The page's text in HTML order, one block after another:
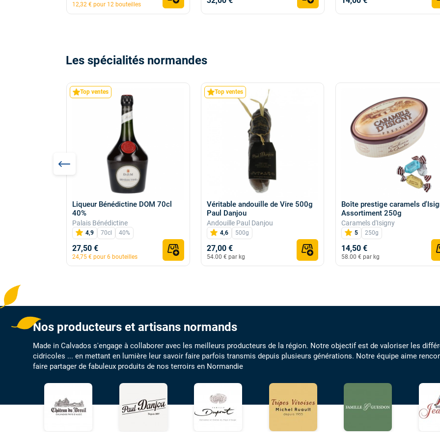
12,32 € pour 12 bouteilles
Les spécialités normandes
Top ventes
Liqueur Bénédictine DOM 70cl
40%
Palais Bénédictine
4,9 70cl 40%
27,50 €
24,75 € pour 6 bouteilles
Top ventes
Véritable andouille de Vire 500g
Paul Danjou
Andouille Paul Danjou
4,6 500g
27,00 €
54.00 € par kg
Boîte prestige caramels
Assortiment 250g
Caramels d'Isigny
5 250g
14,50 €
58.00 € par kg
Nos producteurs et artisans normands
Made in Calvados s'engage à collaborer avec les meilleurs producteurs de la région. Notre objectif est de valoriser les
cidricoles ... en mettant en lumière leur savoir faire parfois transmis depuis plusieurs générations. Notre équipe aime
faire partager de fabuleux produits de nos terroirs en Normandie